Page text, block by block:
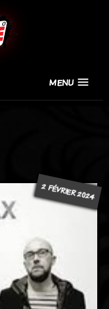
MENU
2 FÉVRIER 2024